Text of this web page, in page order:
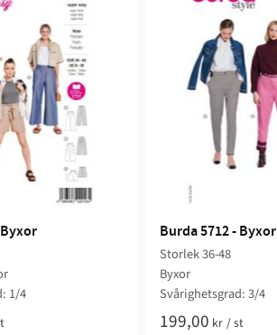
1/4
Burda 5712 - Byxor
Storlek 36-48
Byxor
Svårighetsgrad: 3/4
199,00 kr /st